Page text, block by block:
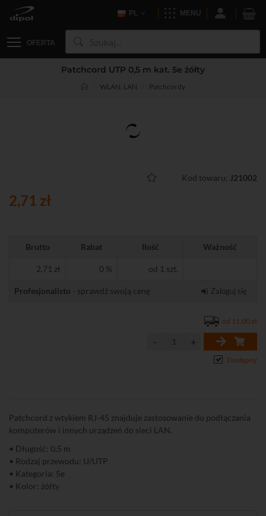
PL MENU
OFERTA
Patchcord UTP 0,5 m kat. 5e żółty
WLAN, LAN Patchcordy
Kod towaru: J21002
2,71 zł
Brutto Rabat Ilość Ważność
2,71 zł 0 % od 1 szt.
Profesjonalisto - sprawdź swoją cenę Zaloguj się
od 11,00 zł
Dostępny
Patchcord z wtykiem RJ-45 znajduje zastosowanie do podłączania
komputerów i innych urządzeń do sieci LAN.
• Długość: 0,5 m
• Rodzaj przewodu: U/UTP
• Kategoria: 5e
• Kolor: żółty